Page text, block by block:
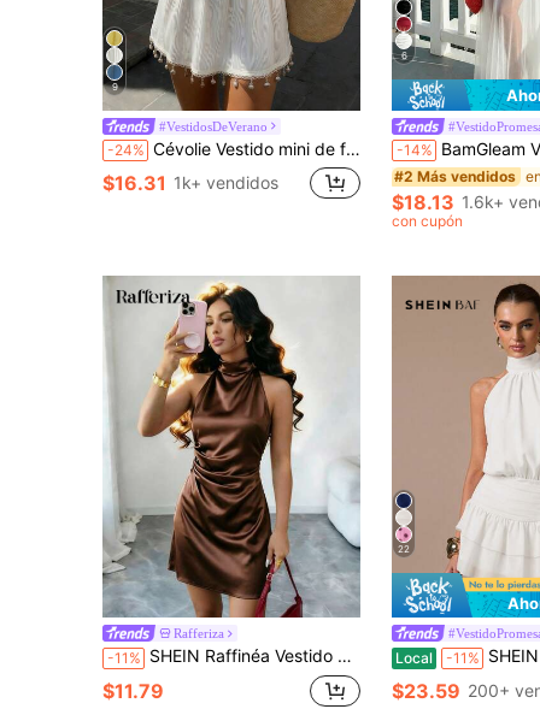
9
#VestidosDeVerano
-24% Cévolie Vestido mini de fiesta con cuello en V profundo, halter y cintura con lazo, de unicolor y elegante para citas
$16.31 1k+ vendidos
6
-14% BamGleam Vestido de mujer con cuello extra
#2 Más vendidos
$18.13 1.6k+
con cupón
Rafferiza
-11% SHEIN Raffinéa Vestido de satén marrón para mujer, nuevo de moda elegante y sexy para primavera, verano y otoño, unicolor, ajustado, cuello halter, espalda descubierta, cintura ceñida, línea A, para fiesta, banquete, cita, ir al trabajo, sexy, casual, elegante, glamoroso, minimalista, diseño de cuello halter, efecto de drapeado y diseño de ajuste ceñido
$11.79
22
Local -11% SHEIN BAE Vestido corto sin mangas con volantes en el bajo, de unicolor. Vestido mini elegante, dulce
$23.59 200+